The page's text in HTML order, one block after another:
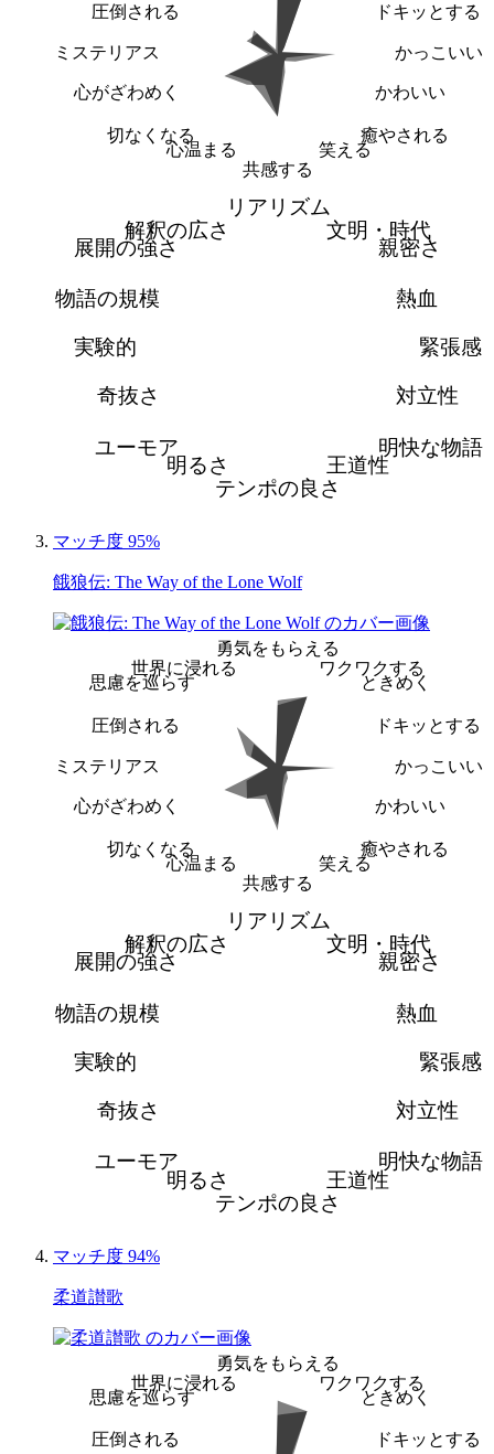
ドキッとする
かっこいい
かわいい
癒やされる
笑える
共感する
心温まる
切なくなる
心がざわめく
ミステリアス
圧倒される
リアリズム
文明・時代
親密さ
熱血
緊張感
対立性
明快な物語
王道性
テンポの良さ
明るさ
ユーモア
奇抜さ
実験的
物語の規模
展開の強さ
解釈の広さ
マッチ度 95%
餓狼伝: The Way of the Lone Wolf
勇気をもらえる
ワクワクする
ときめく
ドキッとする
かっこいい
かわいい
癒やされる
笑える
共感する
心温まる
切なくなる
心がざわめく
ミステリアス
圧倒される
思慮を巡らす
世界に浸れる
リアリズム
文明・時代
親密さ
熱血
緊張感
対立性
明快な物語
王道性
テンポの良さ
明るさ
ユーモア
奇抜さ
実験的
物語の規模
展開の強さ
解釈の広さ
マッチ度 94%
柔道讃歌
勇気をもらえる
ワクワクする
ときめく
ドキッとする
圧倒される
思慮を巡らす
世界に浸れる